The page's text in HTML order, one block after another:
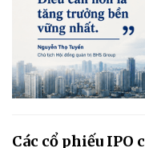
Các cổ phiếu IPO